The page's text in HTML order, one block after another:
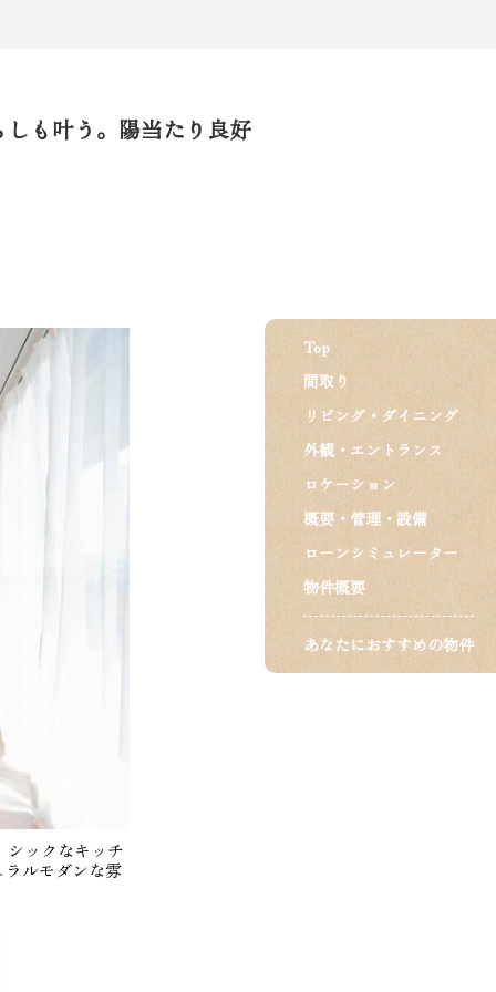
Top
間取り
リビング・ダイニング
外観・エントランス
ロケーション
概要・管理・設備
ローンシミュレーター
物件概要
あなたにおすすめの物件
も叶う。陽当たり良好
ックなキッチ
ルモダンな雰